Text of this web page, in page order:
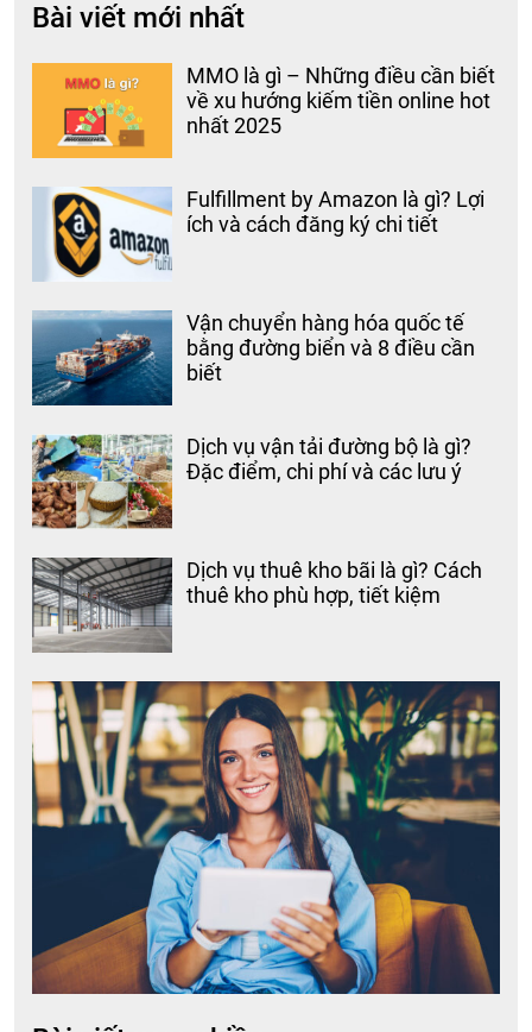
Bài viết mới nhất
MMO là gì – Những điều cần biết
về xu hướng kiếm tiền online hot
nhất 2025
Fulfillment by Amazon là gì? Lợi
ích và cách đăng ký chi tiết
Vận chuyển hàng hóa quốc tế
bằng đường biển và 8 điều cần
biết
Dịch vụ vận tải đường bộ là gì?
Đặc điểm, chi phí và các lưu ý
Dịch vụ thuê kho bãi là gì? Cách
thuê kho phù hợp, tiết kiệm